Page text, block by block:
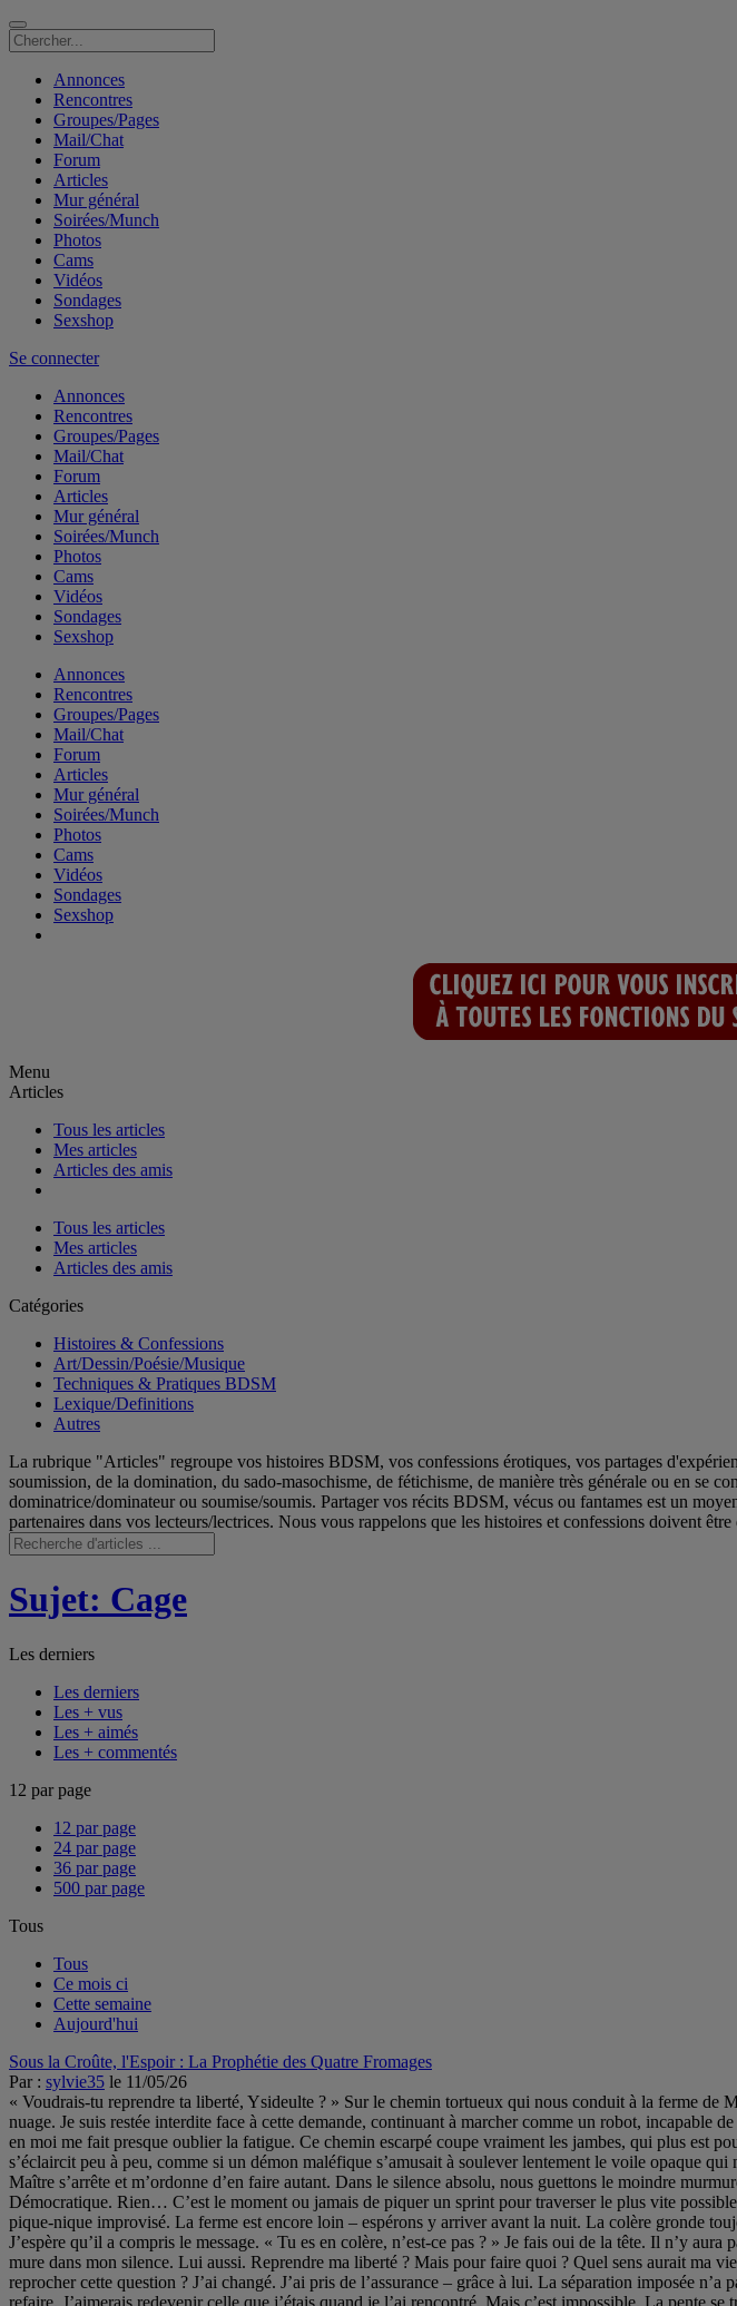
Annonces
Rencontres
Groupes/Pages
Mail/Chat
Forum
Articles
Mur général
Soirées/Munch
Photos
Cams
Vidéos
Sondages
Sexshop
Se connecter
Annonces
Rencontres
Groupes/Pages
Mail/Chat
Forum
Articles
Mur général
Soirées/Munch
Photos
Cams
Vidéos
Sondages
Sexshop
Annonces
Rencontres
Groupes/Pages
Mail/Chat
Forum
Articles
Mur général
Soirées/Munch
Photos
Cams
Vidéos
Sondages
Sexshop
Menu
Articles
Tous les articles
Mes articles
Articles des amis
Tous les articles
Mes articles
Articles des amis
Catégories
Histoires & Confessions
Art/Dessin/Poésie/Musique
Techniques & Pratiques BDSM
Lexique/Definitions
Autres
La rubrique "Articles" regroupe vos histoires BDSM, vos confessions érotiques, vos partages
soumission, de la domination, du sado-masochisme, de fétichisme, de manière très générale ou en se
dominatrice/dominateur ou soumise/soumis. Partager vos récits BDSM, vécus ou fantames est un
partenaires dans vos lecteurs/lectrices. Nous vous rappelons que les histoires et confessions doivent
Sujet: Cage
Les derniers
Les derniers
Les + vus
Les + aimés
Les + commentés
12 par page
12 par page
24 par page
36 par page
500 par page
Tous
Tous
Ce mois ci
Cette semaine
Aujourd'hui
Sous la Croûte, l'Espoir : La Prophétie des Quatre Fromages
Par : sylvie35 le 11/05/26
« Voudrais-tu reprendre ta liberté, Ysideulte ? » Sur le chemin tortueux qui nous conduit à la ferme de Monsieur d’Ambert, cette question inattendue de mon Maître m’a frappée comme la foudre un jour sans nuage. Je suis restée interdite face à cette demande, continuant à marcher comme un robot, incapable de répondre. Il n’a pas insisté et notre longue marche s’est poursuivie en silence. La colère que je sens monter en moi me fait presque oublier la fatigue. Ce chemin escarpé coupe vraiment les jambes, qui plus est pour une personne à la musculature déjà affaiblie par des semaines et des semaines de captivité. La végétation s’éclaircit peu à peu, comme si un démon maléfique s’amusait à soulever lentement le voile opaque qui nous apportait sa protection. Il va falloir parcourir plusieurs centaines de mètres en terrain découvert. Mon Maître s’arrête et m’ordonne d’en faire autant. Dans le silence absolu, nous guettons le moindre murmure d’hélice qui trahirait la présence lointaine d’un drone de surveillance de la Suprême Alliance Démocratique. Rien… C’est le moment ou jamais de piquer un sprint pour traverser le plus vite possible cette clairière dangereuse. Arrivée en zone de sécurité, je reprends péniblement mon souffle autour d’un pique-nique improvisé. La ferme est encore loin – espérons y arriver avant la nuit. La colère gronde toujours en moi. Je saisis une brindille et grave à même le sol « NON, NON et NON !!! » C’est ma réponse. J’espère qu’il a compris le message. « Tu es en colère, n’est-ce pas ? » Je fais oui de la tête. Il n’y aura pas d’autres paroles. Dans une relation de cette nature, communiquer est essentiel. Je le sais et pourtant je me mure dans mon silence. Lui aussi. Reprendre ma liberté ? Mais pour faire quoi ? Quel sens aurait ma vie dans un monde où je suis invisible. Il est le seul à voir mon âme. Et pourtant, puis-je réellement lui reprocher cette question ? J’ai changé. J’ai pris de l’assurance – grâce à lui. La séparation imposée n’a pas arrangé les choses. Comment retrouver mes repères ? J’ai l’impression que tout mon dressage est à refaire. J’aimerais redevenir celle que j’étais quand je l’ai rencontré. Mais c’est impossible. La pente se transforme en un interminable faux plat. Maintenant il faut courir de bosquet en bosquet, reprendre notre souffle, et faire le saut de puce suivant. Même si mon Maître porte le sac à dos, je suis à bout de forces. La ferme se profile enfin à l’horizon. Il était temps. Le soleil est déjà bas et le vent glacial du haut plateau brûle mon corps entièrement nu. « Pourquoi as-tu demandé un accès au fil d’Ariane ? » s’enquiert mon Maître, en rompant le silence. « Aucune idée. » « Tu aurais donc agi sans raison ? Cela ne te ressemble pas. » « Je ne sais pas, Maître. J’ai senti que c’était important. Le pangolin fou m’a conseillé de suivre mon intuition. » « Ah oui… L’attracteur étrange, aussi étrange que son nom. As-tu envisagé qu’il soit tout simplement cinglé ? » « J’ai envisagé beaucoup d’hypothèses, Maître, mais aucune n’explique totalement son comportement. » « Ceci étant, il faut être fou pour oser braver le camp du bien. » Le ton semi-ironique de mon Maître me laisse penser qu’il a peut-être des informations que je n’ai pas. A moins que ce soit mon imagination. « Pourquoi faites-vous confiance à Charlotte, Maître ? » « Je ne sais pas. J’ai senti que je pouvais lui faire confiance, c’est tout » « Vous voyez, vous non plus vous ne savez pas expliquer… » Et toc ! Match nul. Une bonne gifle me remet à ma place. Je l’avais bien cherchée celle-là… En moins de deux je me retrouve les bras en l’air, reliés à une branche. Ces foutus bracelets de poignets sont bien pratiques pour attacher rapidement une femelle insolente. Il sort son fouet pour une bonne correction. Les zébralyvox gémellaires ne font rien pour me protéger de la douleur, comme s’ils avaient compris la nature de notre relation. En peu de temps, me voilà en larmes. Et pourtant, je ne suis pas une pleurnicheuse, mais ça fait si mal. Les derniers mètres sont les plus durs, mais nous y arrivons enfin à cette fichue ferme, ironiquement baptisée « Aux vaches qui pètent » par son propriétaire. « Oh ! Quel plaisir de vous revoir ! » « Bonjour Fourme. Tout le plaisir est pour nous. » Sa tignasse crasseuse contraste toujours si joliment avec ses yeux d’un bleu perçant. La séduction se niche parfois là où on s’y attend le moins. Il a l’air à peine étonné de me voir débarquer comme cela, à poil, le dos et les fesses marquées par le fouet, vêtue seulement de mon collier d’esclave et de mes bracelets métalliques. Depuis notre dernière rencontre il a visiblement intégré le fait que nous sommes un couple un peu bizarre. J’imagine qu’il se délecte déjà de la monnaie d’échange que nous apportons pour ses précieux fromages. « Ysideulte a besoin d’être remise sur pied. Est-ce